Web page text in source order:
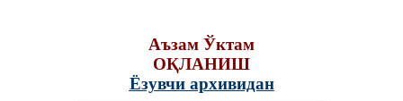
Аъзам Ўктам
ОҚЛАНИШ
Ёзувчи архивидан